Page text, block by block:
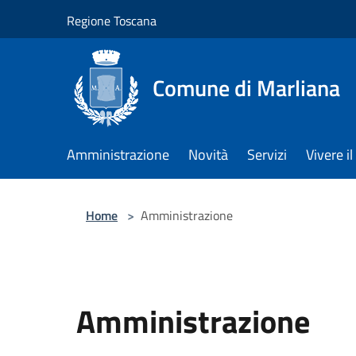
Regione Toscana
Comune di Marliana
Amministrazione Novità Servizi Vivere
Home > Amministrazione
Amministrazione